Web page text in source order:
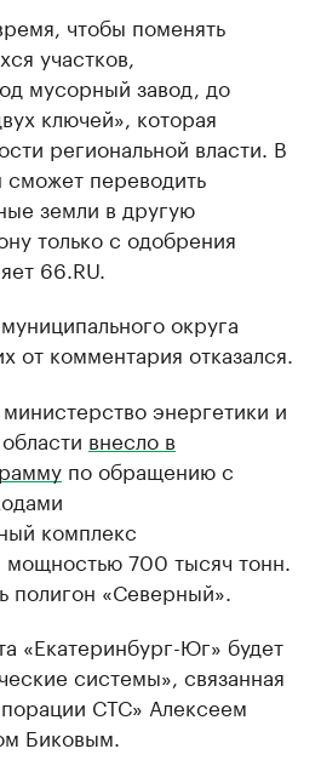
чтобы поменять
участков,
мусорный завод, до
ключей», которая
региональной власти. В
сможет переводить
земли в другую
только с одобрения
66.RU.
округа
от комментария отказался.
энергетики и
внесло в
по обращению с
комплекс
700 тысяч тонн.
полигон «Северный».
«Екатеринбург-Юг» будет
системы», связанная
СТС» Алексеем
Биковым.